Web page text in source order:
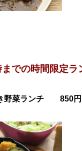
での時間限定ラ
野菜ランチ 850円